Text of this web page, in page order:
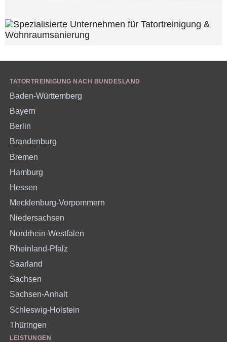
TATORTREINIGUNG NACH BUNDESLAND
Baden-Württemberg
Bayern
Berlin
Brandenburg
Bremen
Hamburg
Hessen
Mecklenburg-Vorpommern
Niedersachsen
Nordrhein-Westfalen
Rheinland-Pfalz
Saarland
Sachsen
Sachsen-Anhalt
Schleswig-Holstein
Thüringen
LEISTUNGEN